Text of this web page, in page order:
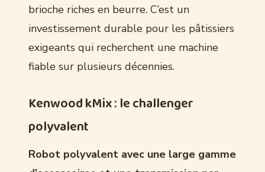
brioche riches en beurre. C’est un
investissement durable pour les pâtissiers
exigeants qui recherchent une machine
fiable sur plusieurs décennies.
Kenwood kMix : le challenger
polyvalent
Robot polyvalent avec une large gamme